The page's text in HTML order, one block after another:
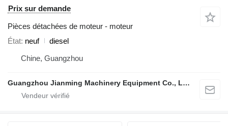
Prix sur demande
Pièces détachées de moteur - moteur
État neuf
diesel
Chine, Guangzhou
Guangzhou Jianming Machinery Equipment Co., Ltd.